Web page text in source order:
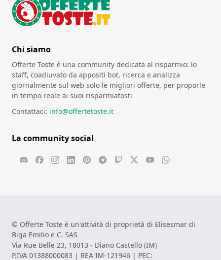
Chi siamo
Offerte Toste è una community dedicata al risparmio: lo
staff, coadiuvato da appositi bot, ricerca e analizza
giornalmente sul web solo le migliori offerte, per proporle
in tempo reale ai suoi risparmiatosti
Contattaci: info@offertetoste.it
La community social
© Offerte Toste è un'attività di proprietà di Elisesmar di
Biga Emilio e C. SAS
Via Rue Belle 23, 18013 - Diano Castello (IM)
P.IVA 01388000083 | REA IM-121946 | PEC: